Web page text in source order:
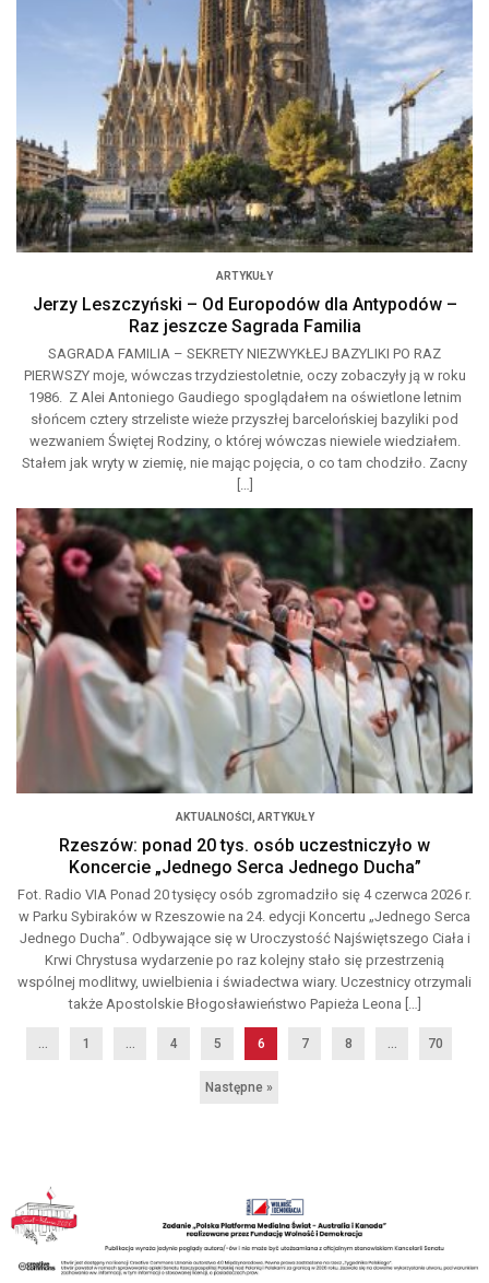
ARTYKUŁY
Jerzy Leszczyński – Od Europodów dla Antypodów –
Raz jeszcze Sagrada Familia
SAGRADA FAMILIA – SEKRETY NIEZWYKŁEJ BAZYLIKI PO RAZ
PIERWSZY moje, wówczas trzydziestoletnie, oczy zobaczyły ją w roku
1986. Z Alei Antoniego Gaudiego spoglądałem na oświetlone letnim
słońcem cztery strzeliste wieże przyszłej barcelońskiej bazyliki pod
wezwaniem Świętej Rodziny, o której wówczas niewiele wiedziałem.
Stałem jak wryty w ziemię, nie mając pojęcia, o co tam chodziło. Zacny
AKTUALNOŚCI ARTYKUŁY
Rzeszów: ponad 20 tys. osób uczestniczyło w
Koncercie „Jednego Serca Jednego Ducha”
Fot. Radio VIA Ponad 20 tysięcy osób zgromadziło się 4 czerwca 2026 r.
w Parku Sybiraków w Rzeszowie na 24. edycji Koncertu „Jednego Serca
Jednego Ducha”. Odbywające się w Uroczystość Najświętszego Ciała i
Krwi Chrystusa wydarzenie po raz kolejny stało się przestrzenią
wspólnej modlitwy, uwielbienia i świadectwa wiary. Uczestnicy otrzymali
także Apostolskie Błogosławieństwo Papieża Leona […]
... 1 … 4 5 6 7 8 … 70
Następne »